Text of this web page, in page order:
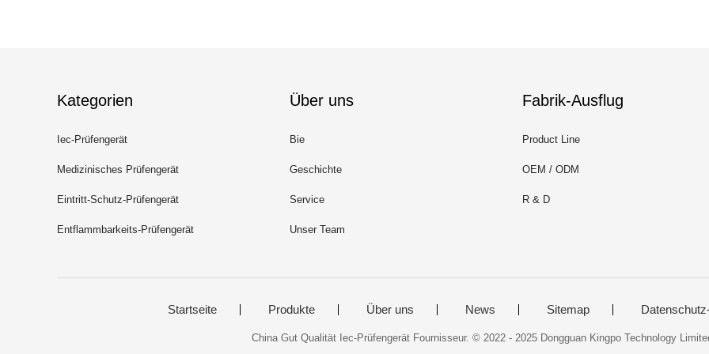
Kategorien
Iec-Prüfengerät
Medizinisches Prüfengerät
Eintritt-Schutz-Prüfengerät
Entflammbarkeits-Prüfengerät
Über uns
Bie
Geschichte
Service
Unser Team
Fabrik-Ausflug
Product Line
OEM / ODM
R & D
Startseite Produkte Über uns News Sitemap
China Gut Qualität Iec-Prüfengerät Fournisseur. © 2022 - 2025 Dongguan Kingpo Technology